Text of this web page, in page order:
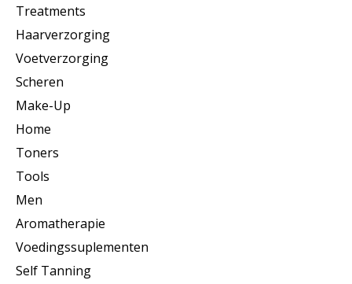
Treatments
Haarverzorging
Voetverzorging
Scheren
Make-Up
Home
Toners
Tools
Men
Aromatherapie
Voedingssuplementen
Self Tanning